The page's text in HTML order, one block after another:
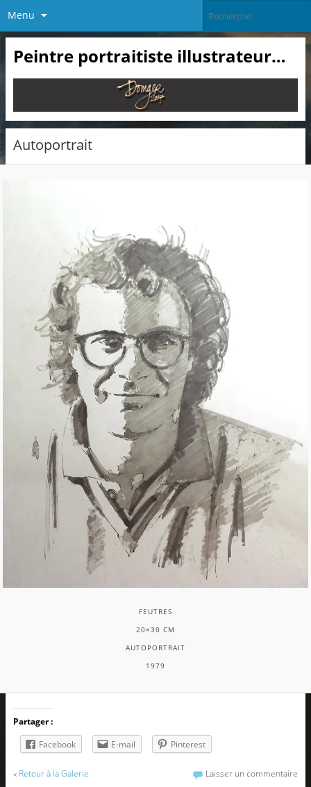
Menu
Peintre portraitiste illustrateur…
Autoportrait
FEUTRES
20×30 CM
AUTOPORTRAIT
1979
Partager :
Facebook
E-mail Pinterest
« Retour à la Galerie Laisser un commentaire